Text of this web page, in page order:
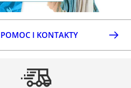
POMOC I KONTAKTY